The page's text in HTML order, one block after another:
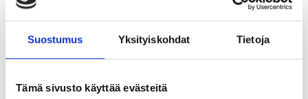
Suostumus Yksityiskohdat Tietoja
Tämä sivusto käyttää evästeitä
Kokouksessa käsitellään sääntömääräiset asiat.
Teams-linkki lähetetään ilmoittautuneille.